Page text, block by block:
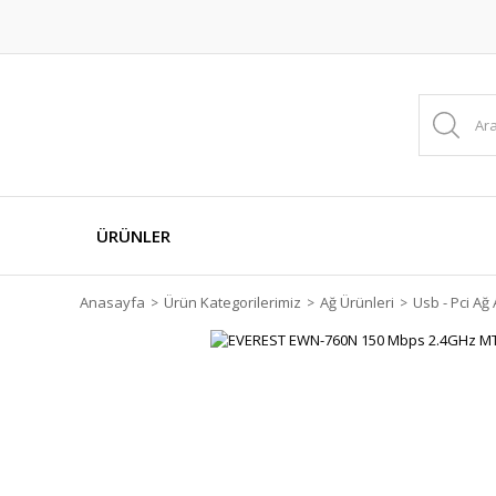
ÜRÜNLER
Anasayfa Ürün Kategorilerimiz Ağ Ürünleri Usb - Pci